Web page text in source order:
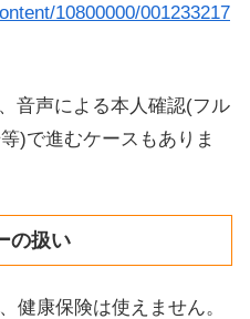
10800000/001233217
音声による本人確認(フル
)で進むケースもありま
の扱い
健康保険は使えません。